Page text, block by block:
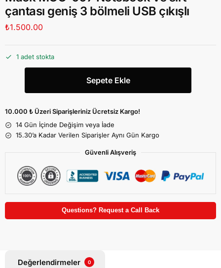
çantası geniş 3 bölmeli USB çıkışlı
₺1.500.00
1 adet stokta
Sepete Ekle
10.000 ₺ Üzeri Siparişleriniz Ücretsiz Kargo!
14 Gün İçinde Değişim veya İade
15.30’a Kadar Verilen Siparişler Aynı Gün Kargo
Güvenli Alışveriş
Questions? Request a Call Back
Değerlendirmeler 0